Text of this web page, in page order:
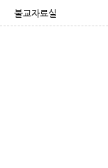
불교자료실